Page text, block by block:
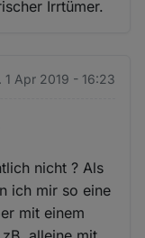
Irrtümer.
1 Apr 2019 - 16:23
nicht ? Als
ich mir so eine
mit einem